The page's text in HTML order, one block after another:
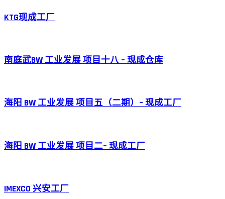
KTG现成工厂
南庭武BW 工业发展 项目十八 – 现成仓库
海阳 BW 工业发展 项目五（二期）– 现成工厂
海阳 BW 工业发展 项目二– 现成工厂
IMEXCO 兴安工厂